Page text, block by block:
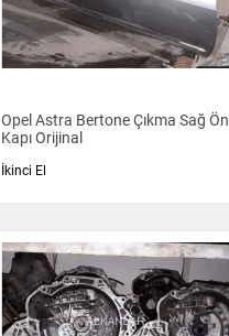
Opel Astra Bertone Çıkma Sağ Ön
Kapı Orijinal
İkinci El